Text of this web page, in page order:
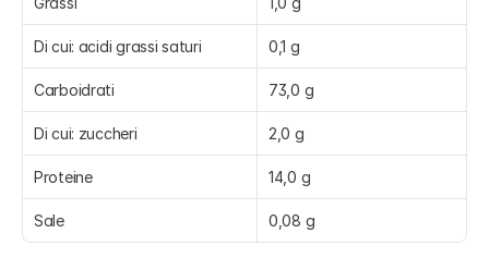
Di cui: acidi grassi saturi 0,1 g
Carboidrati 73,0 g
Di cui: zuccheri 2,0 g
Proteine 14,0 g
Sale 0,08 g